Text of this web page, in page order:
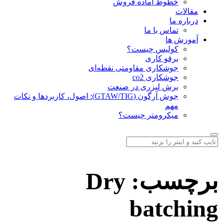
خطوط آماده فروش
مقالات
درباره ما
تماس با ما
آموزش ها
کولیس چیست؟
برقو کاری
جوشکاری مقاومتی نقطه‌ای
جوشکاری co2
برش لیزری در صنعت
جوش آرگون (GTAW/TIG): اصول، کاربردها و نکات
مهم
میکرومتر چیست؟
برچسب: Dry
batching